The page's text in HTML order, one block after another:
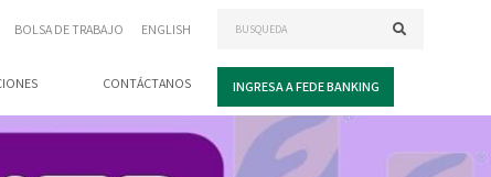
BOLSA DE TRABAJO ENGLISH
CONTÁCTANOS INGRESA A FEDE BANKING